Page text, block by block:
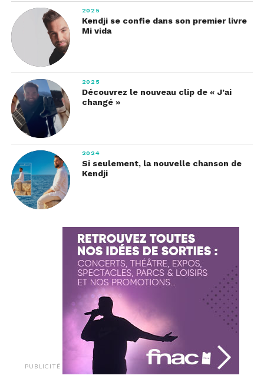
2025
Kendji se confie dans son premier livre
Mi vida
2025
Découvrez le nouveau clip de « J’ai
changé »
2024
Si seulement, la nouvelle chanson de
Kendji
PUBLICITÉ